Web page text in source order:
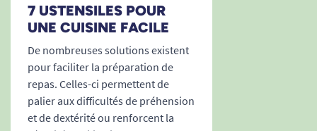
Diamètre : 15.5 cm.
Hauteur : 3.5 cm
Capacité : 185 ml
Matières :
7 USTENSILES POUR
UNE CUISINE FACILE
De nombreuses solutions existent
pour faciliter la préparation de
repas. Celles-ci permettent de
palier aux difficultés de préhension
et de dextérité ou renforcent la